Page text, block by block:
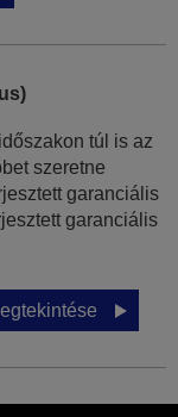
túl is az
szeretne
garanciális
garanciális